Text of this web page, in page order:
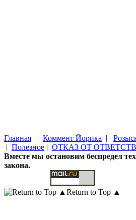
Главная | Коммент Йорика |
| Полезное | ОТКАЗ ОТ
Вместе мы остановим беспредел
закона.
Return to Top ▲